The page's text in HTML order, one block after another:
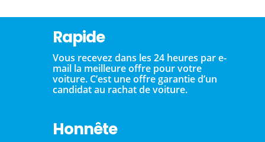
Rapide
Vous recevez dans les 24 heures par e-
mail la meilleure offre pour votre
voiture. C’est une offre garantie d’un
candidat au rachat de voiture.
Honnête